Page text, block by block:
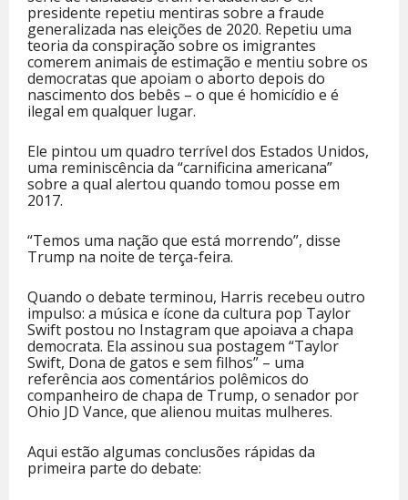
presidente repetiu mentiras sobre a fraude
generalizada nas eleições de 2020. Repetiu uma
teoria da conspiração sobre os imigrantes
comerem animais de estimação e mentiu sobre os
democratas que apoiam o aborto depois do
nascimento dos bebês – o que é homicídio e é
ilegal em qualquer lugar.
Ele pintou um quadro terrível dos Estados Unidos,
uma reminiscência da “carnificina americana”
sobre a qual alertou quando tomou posse em
2017.
“Temos uma nação que está morrendo”, disse
Trump na noite de terça-feira.
Quando o debate terminou, Harris recebeu outro
impulso: a música e ícone da cultura pop Taylor
Swift postou no Instagram que apoiava a chapa
democrata. Ela assinou sua postagem “Taylor
Swift, Dona de gatos e sem filhos” – uma
referência aos comentários polêmicos do
companheiro de chapa de Trump, o senador por
Ohio JD Vance, que alienou muitas mulheres.
Aqui estão algumas conclusões rápidas da
primeira parte do debate: